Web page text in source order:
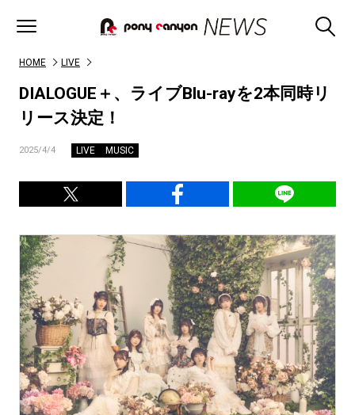
HOME LIVE
DIALOGUE＋、ライブBlu-rayを2本同時リ
リース決定！
2025/4/4 LIVE MUSIC